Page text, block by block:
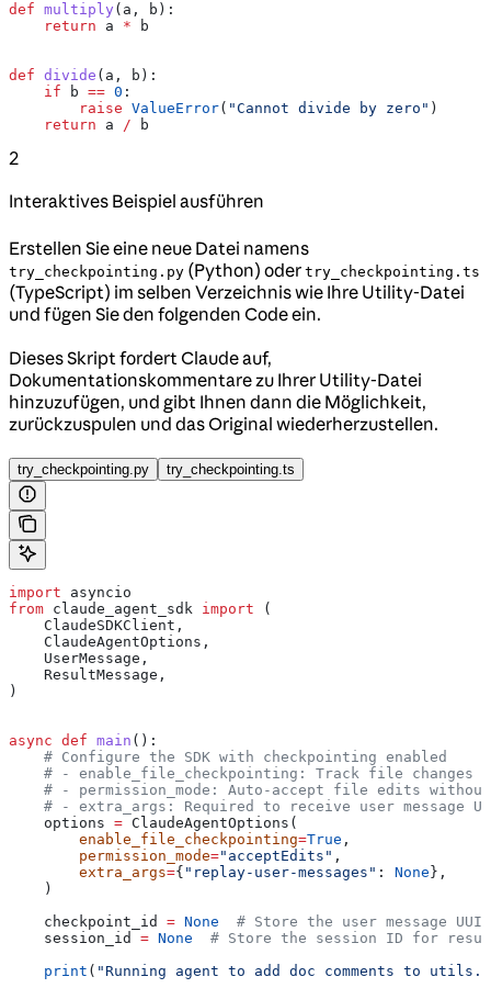
def multiply ( a , b ):
    return
a * b
def divide ( a , b ):
    if
b == 0 :
        raise
ValueError( "Cannot divide by zero" )
    return
a / b
2
Interaktives Beispiel ausführen
Erstellen Sie eine neue Datei namens
try_checkpointing.py (Python) oder try_checkpointing.ts
(TypeScript) im selben Verzeichnis wie Ihre Utility-Datei
und fügen Sie den folgenden Code ein.
Dieses Skript fordert Claude auf,
Dokumentationskommentare zu Ihrer Utility-Datei
hinzuzufügen, und gibt Ihnen dann die Möglichkeit,
zurückzuspulen und das Original wiederherzustellen.
try_checkpointing.py try_checkpointing.ts
import asyncio
from claude_agent_sdk import (
    ClaudeSDKClient,
    ClaudeAgentOptions,
    UserMessage,
    ResultMessage,
)
async def main ():
    # Configure the SDK with checkpointing enabled
# - enable_file_checkpointing: Track file changes
# - permission_mode: Auto-accept file edits
# - extra_args: Required to receive user message
    options
= ClaudeAgentOptions(
        enable_file_checkpointing
=True ,
        permission_mode
="acceptEdits" ,
        extra_args
={ "replay-user-messages" : None },
    )
    checkpoint_id
= None
# Store the user message
    session_id
= None
# Store the session ID for
    print
( "Running agent to add doc comments to